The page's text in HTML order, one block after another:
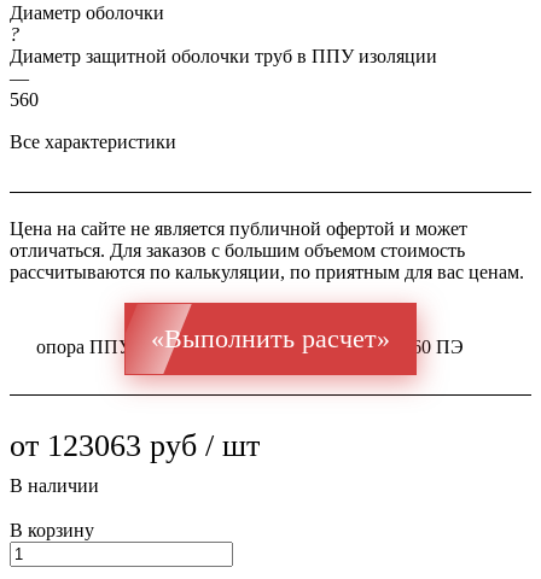
опора ППУ ГОСТ 20295 Ст 17Г1С 426x14 / 560 ПЭ
Диаметр оболочки
?
Диаметр защитной оболочки труб в ППУ изоляции
—
560
Все характеристики
Цена на сайте не является публичной офертой и может
отличаться. Для заказов с большим объемом стоимость
рассчитываются по калькуляции, по приятным для вас ценам.
«Выполнить расчет»
от 123063 руб / шт
В наличии
В корзину